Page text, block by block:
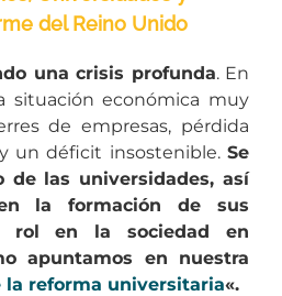
del Reino Unido
una crisis profunda. En
situación económica muy
de empresas, pérdida
un déficit insostenible. Se
de las universidades, así
la formación de sus
rol en la sociedad en
apuntamos en nuestra
la reforma universitaria«.